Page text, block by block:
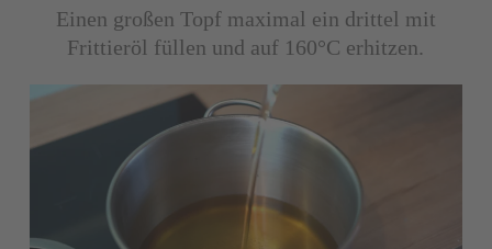
Einen großen Topf maximal ein drittel mit
Frittieröl füllen und auf 160°C erhitzen.